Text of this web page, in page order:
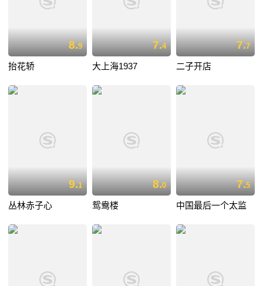
8.9
抬花轿
7.4
大上海1937
7.7
二子开店
9.1
丛林赤子心
8.0
鸳鸯楼
7.5
中国最后一个太监